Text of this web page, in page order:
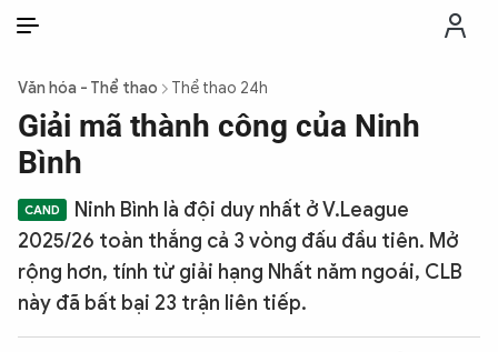
THỜI SỰ
CÔNG AN TRONG LÒNG DÂN
XÃ HỘI
Văn hóa - Thể thao Thể thao 24h
Giải mã thành công của Ninh
Bình
Ninh Bình là đội duy nhất ở V.League
2025/26 toàn thắng cả 3 vòng đấu đầu tiên. Mở
rộng hơn, tính từ giải hạng Nhất năm ngoái, CLB
này đã bất bại 23 trận liên tiếp.